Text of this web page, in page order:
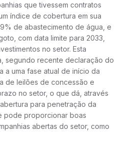
que tivessem contratos
índice de cobertura em sua
de abastecimento de água, e
com data limite para 2033,
no setor. Esta
segundo recente declaração do
a uma fase atual de início da
de leilões de concessão e
no setor, o que dá, através
para penetração da
pode proporcionar boas
abertas do setor, como